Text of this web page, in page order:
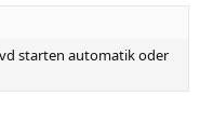
starten automatik oder